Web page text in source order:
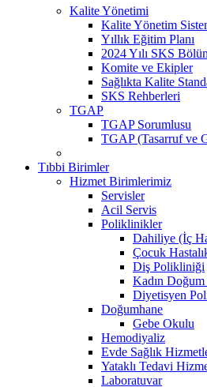
Kalite Yönetimi
Kalite Yönetim
Yıllık Eğitim Planı
2024 Yılı SKS
Komite ve Ekipler
Sağlıkta Kalite
SKS Rehberleri
TGAP
TGAP Sorumlusu
TGAP (Tasarruf ve
Tıbbi Birimler
Hizmet Birimlerimiz
Servisler
Acil Servis
Poliklinikler
Dahiliye (İç
Çocuk
Diş Polikliniği
Kadın
Diyetisyen
Doğumhane
Gebe Okulu
Hemodiyaliz
Evde Sağlık
Yataklı Tedavi
Laboratuvar